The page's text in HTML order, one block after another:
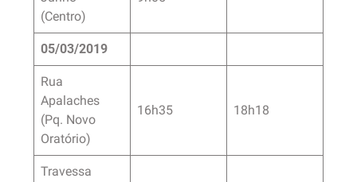
(Centro)
05/03/2019
Rua
Apalaches
(Pq. Novo
Oratório)
16h35 18h18
Travessa